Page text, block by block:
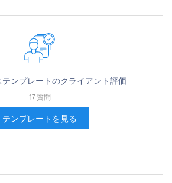
ンプレートのクライアント評価
17 質問
テンプレートを見る